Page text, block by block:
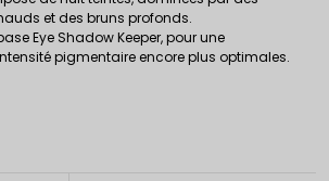
et des bruns profonds.
Eye Shadow Keeper, pour une
pigmentaire encore plus optimales.